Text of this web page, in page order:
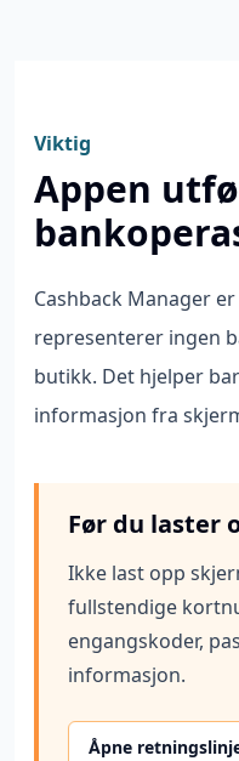
Viktig
Appen
Cashback Manager
representerer ingen
butikk. Det hjelper
informasjon fra
Før du laster
Ikke last opp
fullstendige
engangskoder,
informasjon.
Åpne